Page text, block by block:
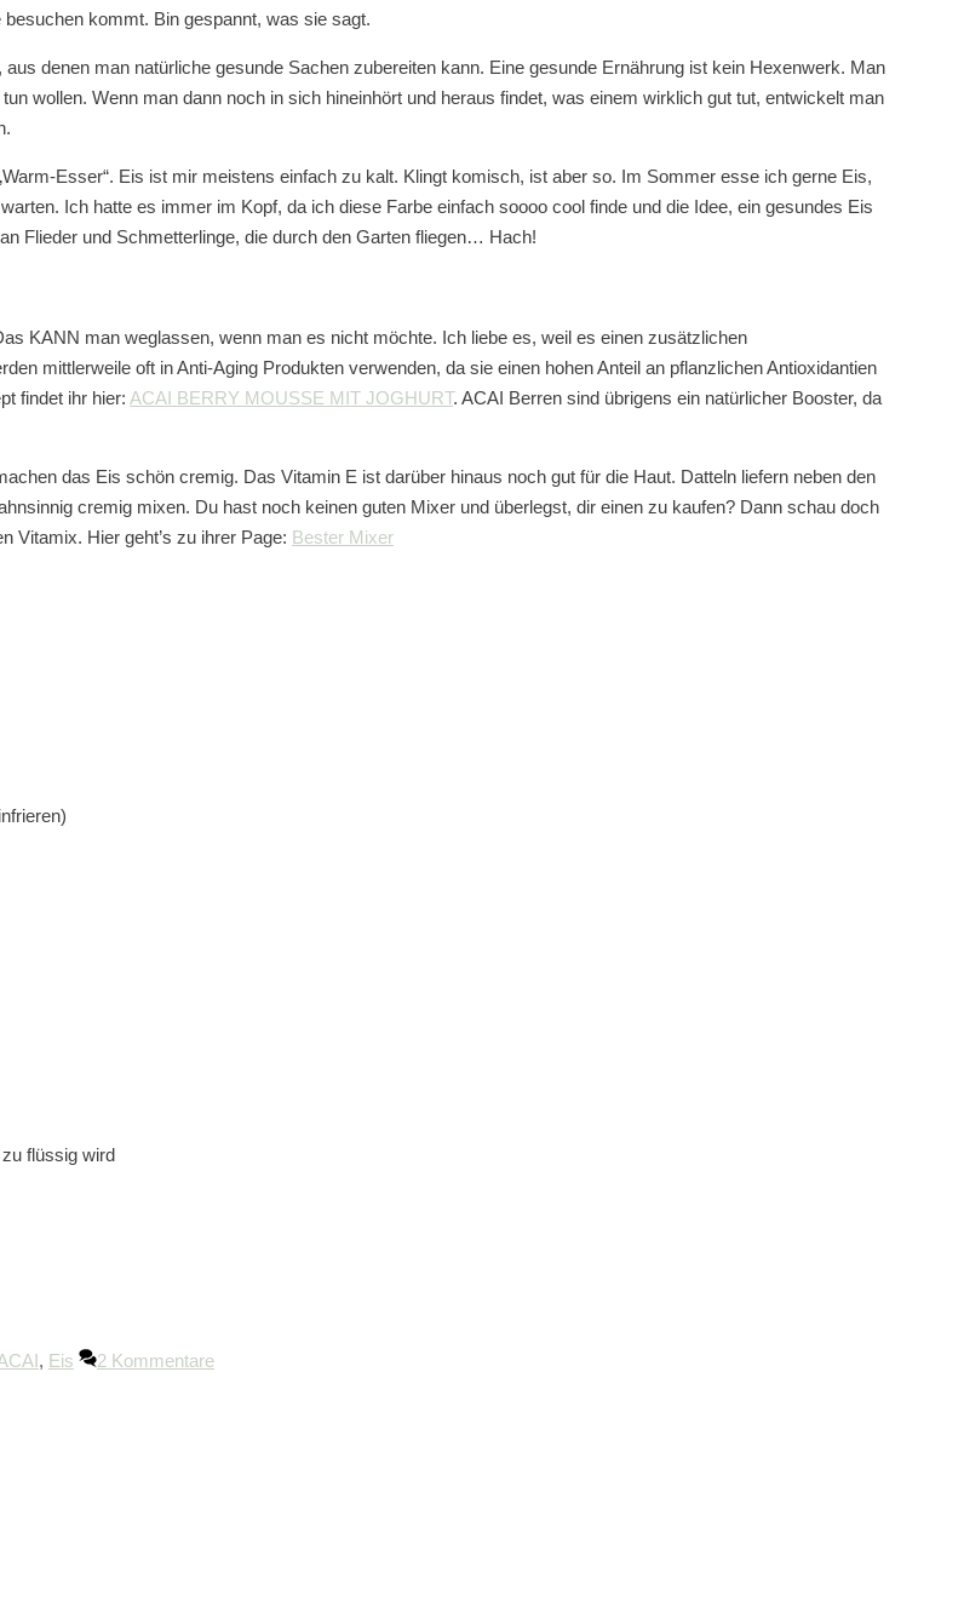
kommt. Bin gespannt, was sie sagt.
denen man natürliche gesunde Sachen zubereiten kann. Eine gesunde Ernährung ist kein Hexenwerk. Man
wollen. Wenn man dann noch in sich hineinhört und heraus findet, was einem wirklich gut tut, entwickelt man
Esser“. Eis ist mir meistens einfach zu kalt. Klingt komisch, ist aber so. Im Sommer esse ich gerne Eis,
Ich hatte es immer im Kopf, da ich diese Farbe einfach soooo cool finde und die Idee, ein gesundes Eis
Flieder und Schmetterlinge, die durch den Garten fliegen… Hach!
KANN man weglassen, wenn man es nicht möchte. Ich liebe es, weil es einen zusätzlichen
mittlerweile oft in Anti-Aging Produkten verwenden, da sie einen hohen Anteil an pflanzlichen Antioxidantien
findet ihr hier: ACAI BERRY MOUSSE MIT JOGHURT. ACAI Berren sind übrigens ein natürlicher Booster, da
das Eis schön cremig. Das Vitamin E ist darüber hinaus noch gut für die Haut. Datteln liefern neben den
cremig mixen. Du hast noch keinen guten Mixer und überlegst, dir einen zu kaufen? Dann schau doch
Vitamix. Hier geht’s zu ihrer Page: Bester Mixer
flüssig wird
, Eis 2 Kommentare